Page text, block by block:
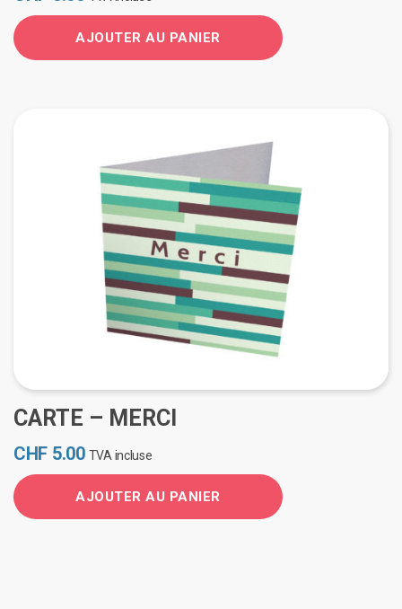
AJOUTER AU PANIER
CARTE – MERCI
CHF 5.00 TVA incluse
AJOUTER AU PANIER